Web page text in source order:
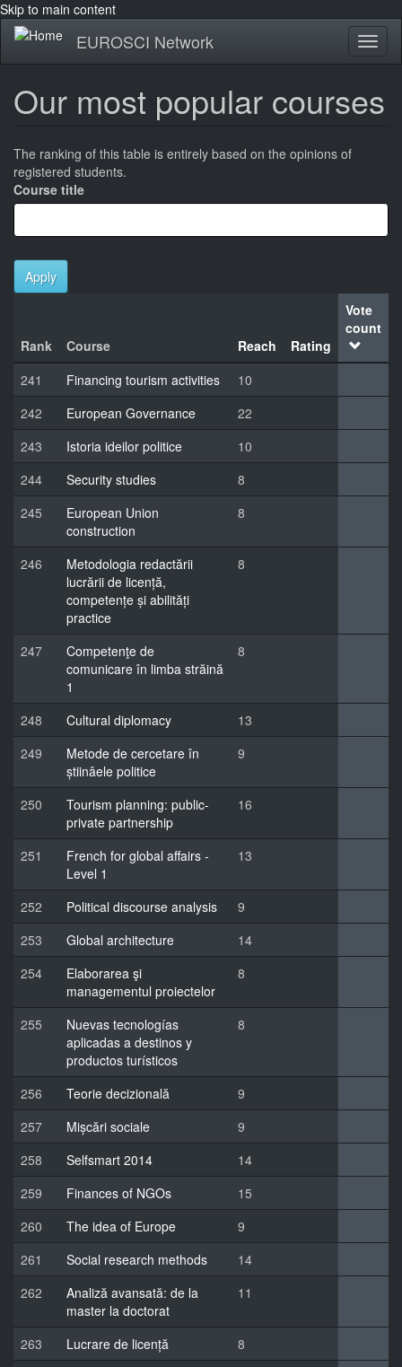
Skip to main content
EUROSCI Network
Our most popular courses
The ranking of this table is entirely based on the opinions of
registered students.
Course title
Apply
Rank Course Reach Rating
Vote
count
241 Financing tourism activities
10
242
European Governance
22
243
Istoria ideilor politice
10
244
Security studies
8
245
European Union
construction
8
246
Metodologia redactării
lucrării de licență,
competențe și abilități
practice
8
247
Competenţe de
comunicare în limba străină
1
8
248 Cultural diplomacy
13
249
Metode de cercetare în
știinâele politice
9
250
Tourism planning: public-
private partnership
16
251
French for global affairs -
Level 1
13
252 Political discourse analysis
9
253
Global architecture
14
254
Elaborarea şi
managementul proiectelor
8
255
Nuevas tecnologías
aplicadas a destinos y
productos turísticos
8
256 Teorie decizională
9
257
Mișcări sociale
9
258
Selfsmart 2014
14
259
Finances of NGOs
15
260
The idea of Europe
9
261
Social research methods
14
262
Analiză avansată: de la
master la doctorat
11
263 Lucrare de licență
8